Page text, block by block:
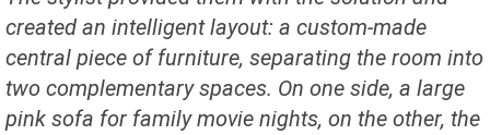
created an intelligent layout: a custom-made
central piece of furniture, separating the room into
two complementary spaces. On one side, a large
pink sofa for family movie nights, on the other, the